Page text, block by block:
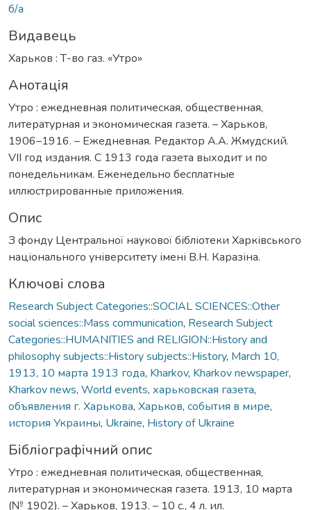
б/а
Видавець
Харьков : Т-во газ. «Утро»
Анотація
Утро : ежедневная политическая, общественная,
литературная и экономическая газета. – Харьков,
1906–1916. – Ежедневная. Редактор А.А. Жмудский.
VII год издания. С 1913 года газета выходит и по
понедельникам. Еженедельно бесплатные
иллюстрированные приложения.
Опис
З фонду Центральної наукової бібліотеки Харківського
національного університету імені В.Н. Каразіна.
Ключові слова
Research Subject Categories::SOCIAL SCIENCES::Other
social sciences::Mass communication, Research Subject
Categories::HUMANITIES and RELIGION::History and
philosophy subjects::History subjects::History, March 10,
1913, 10 марта 1913 года, Kharkov, Kharkov newspaper,
Kharkov news, World events, харьковская газета,
объявления г. Харькова, Харьков, события в мире,
история Украины, Ukraine, History of Ukraine
Бібліографічний опис
Утро : ежедневная политическая, общественная,
литературная и экономическая газета. 1913, 10 марта
(№ 1902). – Харьков, 1913. – 10 с., 4 л. ил.